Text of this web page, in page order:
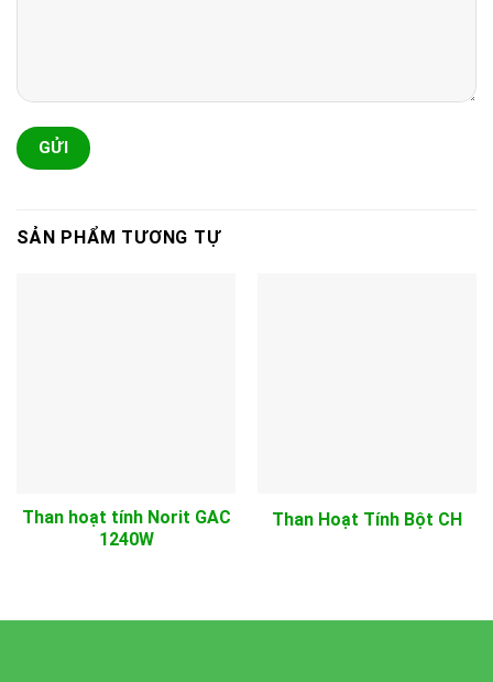
SẢN PHẨM TƯƠNG TỰ
Than hoạt tính Norit GAC
1240W
Than Hoạt Tính Bột CH